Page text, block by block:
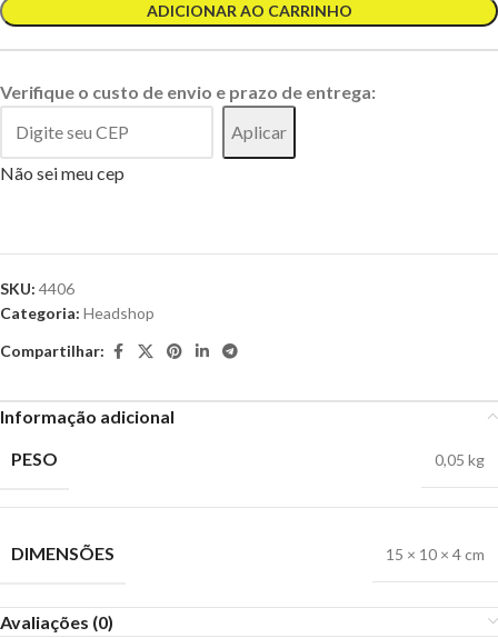
ADICIONAR AO CARRINHO
Verifique o custo de envio e prazo de entrega:
Aplicar
Não sei meu cep
SKU: 4406
Categoria: Headshop
Compartilhar:
Informação adicional
PESO
0,05 kg
DIMENSÕES 15 × 10 × 4 cm
Avaliações (0)